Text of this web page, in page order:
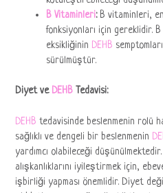
B Vitaminleri:B vitaminleri,
fonksiyonları için gereklidir.
eksikliğinin DEHB
sürülmüştür.
Diyet ve DEHB Tedavisi:
DEHB tedavisinde beslenmenin rolü
sağlıklı ve dengeli bir beslenmenin
yardımcı olabileceği düşünülmektedir.
alışkanlıklarını iyileştirmek için,
işbirliği yapması önemlidir. Diyet